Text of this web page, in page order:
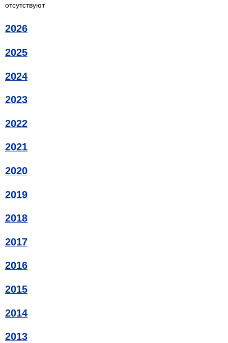
отсутствуют
2026
2025
2024
2023
2022
2021
2020
2019
2018
2017
2016
2015
2014
2013